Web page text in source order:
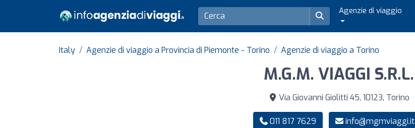
Agenzie di viaggio
Italy Agenzie di viaggio a Provincia di Piemonte - Torino Agenzie di viaggio a Torino
M.G.M. VIAGGI S.R.L.
Via Giovanni Giolitti 45, 10123, Torino
011 817 7629 info@mgmviaggi.it